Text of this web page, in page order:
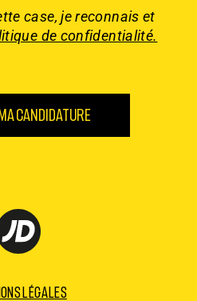
case, je reconnais et
de confidentialité.
légales